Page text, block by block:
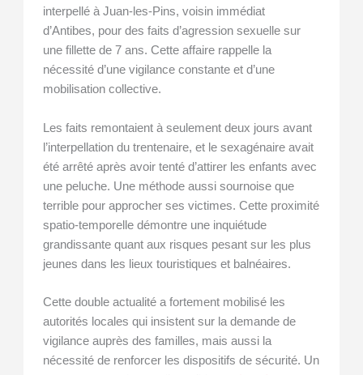
interpellé à Juan-les-Pins, voisin immédiat
d’Antibes, pour des faits d’agression sexuelle sur
une fillette de 7 ans. Cette affaire rappelle la
nécessité d’une vigilance constante et d’une
mobilisation collective.
Les faits remontaient à seulement deux jours avant
l’interpellation du trentenaire, et le sexagénaire avait
été arrêté après avoir tenté d’attirer les enfants avec
une peluche. Une méthode aussi sournoise que
terrible pour approcher ses victimes. Cette proximité
spatio-temporelle démontre une inquiétude
grandissante quant aux risques pesant sur les plus
jeunes dans les lieux touristiques et balnéaires.
Cette double actualité a fortement mobilisé les
autorités locales qui insistent sur la demande de
vigilance auprès des familles, mais aussi la
nécessité de renforcer les dispositifs de sécurité. Un